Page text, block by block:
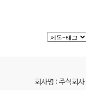
회사명 : 주식회